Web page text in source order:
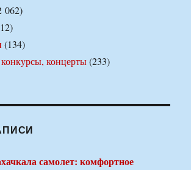
062)
(134)
концерты(233)
самолет: комфортное